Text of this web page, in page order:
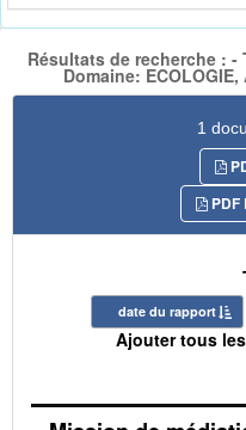
Résultats de recherche : -
Domaine:
1
date du rapport
Ajouter tous